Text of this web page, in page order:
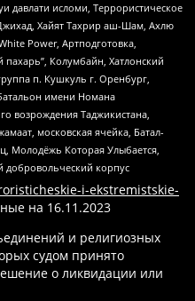
давлати исломи, Террористическое
Хайят Тахрир аш-Шам, Ахлю
Power, Артподготовка,
пахарь”, Колумбайн, Хатлонский
п. Кушкуль г. Оренбург,
имени Номана
возрождения Таджикистана,
московская ячейка, Батал-
Молодёжь Которая Улыбается,
добровольческий корпус
i-ekstremistskie-
на 16.11.2023
и религиозных
судом принято
о ликвидации или